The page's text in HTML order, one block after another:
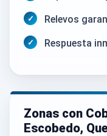
Relevos
Respuesta
Zonas con
Escobedo,